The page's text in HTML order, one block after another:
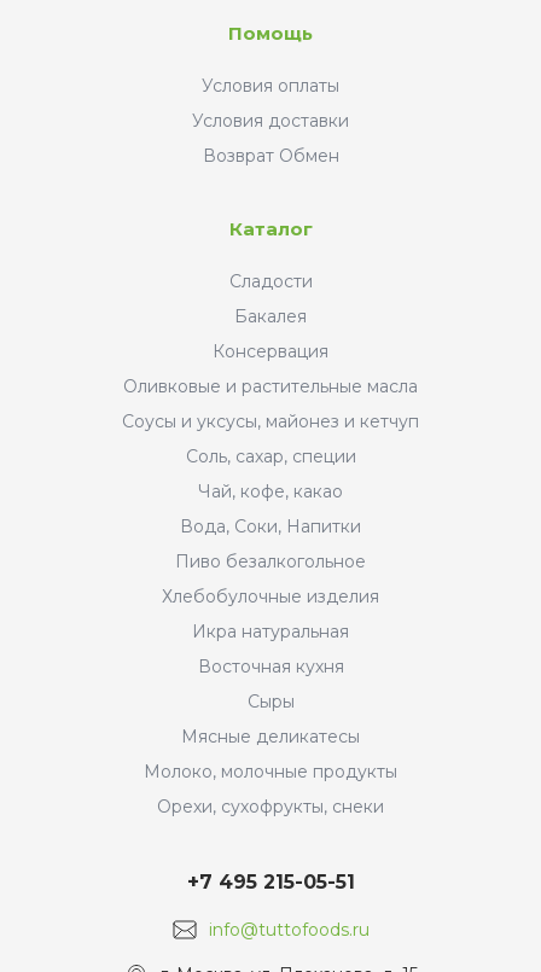
Помощь
Условия оплаты
Условия доставки
Возврат Обмен
Каталог
Сладости
Бакалея
Консервация
Оливковые и растительные масла
Соусы и уксусы, майонез и кетчуп
Соль, сахар, специи
Чай, кофе, какао
Вода, Соки, Напитки
Пиво безалкогольное
Хлебобулочные изделия
Икра натуральная
Восточная кухня
Сыры
Мясные деликатесы
Молоко, молочные продукты
Орехи, сухофрукты, снеки
info@tuttofoods.ru
+7 495 215-05-51